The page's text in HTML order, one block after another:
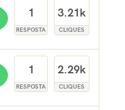
1
RESPOSTA
3.21k
CLIQUES
1
RESPOSTA
2.29k
CLIQUES